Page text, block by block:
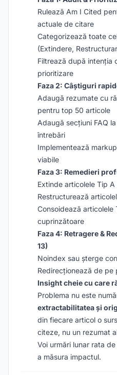
Rulează Am I Cited
actuale de citare
Categorizează toate
(Extindere,
Filtrează după intenția
prioritizare
Faza 2: Câștiguri
Adaugă rezumate cu
pentru top 50 articole
Adaugă secțiuni FAQ
întrebări
Implementează
viabile
Faza 3: Remedieri
Extinde articolele Tip
Restructurează
Consoidează articolele
cuprinzătoare
Faza 4: Retragere &
13)
Noindex sau șterge
Redirecționează de pe
Insight cheie cu care
Problema nu este
extractabilitatea și
din fiecare articol o
citeze, nu un rezumat
Voi urmări lunar rata
a măsura impactul.